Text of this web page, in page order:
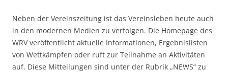
Neben der Vereinszeitung ist das Vereinsleben heute auch
in den modernen Medien zu verfolgen. Die Homepage des
WRV veröffentlicht aktuelle Informationen, Ergebnislisten
von Wettkämpfen oder ruft zur Teilnahme an Aktivitäten
auf. Diese Mitteilungen sind unter der Rubrik „NEWS“ zu